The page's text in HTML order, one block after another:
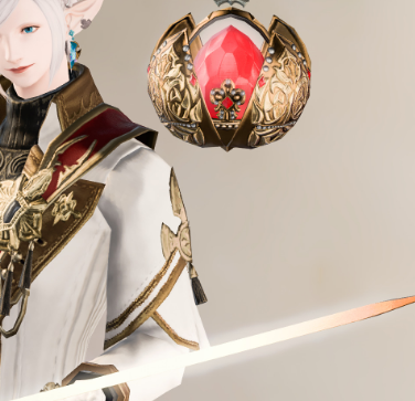
口隠し
マスク
フルフェイス
頭装備ギミックあり
ネイル
ノースリーブ